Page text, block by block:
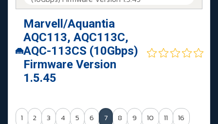
Marvell/Aquantia
AQC113, AQC113C,
AQC-113CS (10Gbps)
Firmware Version
1.5.45
1 2 3 4 5 6 7 8 9 10 11 16